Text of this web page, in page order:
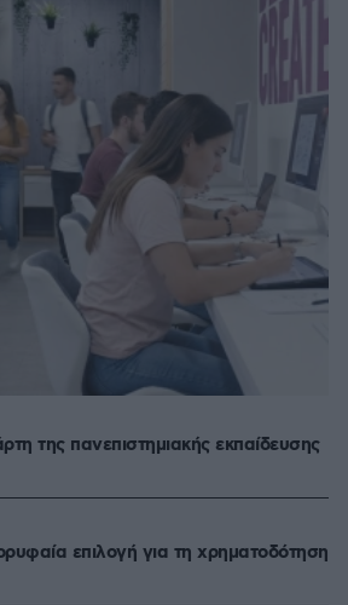
της πανεπιστημιακής εκπαίδευσης
επιλογή για τη χρηματοδότηση